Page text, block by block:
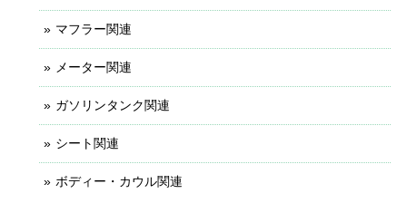
マフラー関連
メーター関連
ガソリンタンク関連
シート関連
ボディー・カウル関連